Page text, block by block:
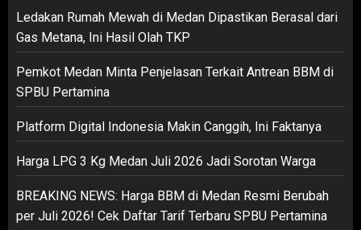
Ledakan Rumah Mewah di Medan Dipastikan Berasal dari
Gas Metana, Ini Hasil Olah TKP
Pemkot Medan Minta Penjelasan Terkait Antrean BBM di
SPBU Pertamina
Platform Digital Indonesia Makin Canggih, Ini Faktanya
Harga LPG 3 Kg Medan Juli 2026 Jadi Sorotan Warga
BREAKING NEWS: Harga BBM di Medan Resmi Berubah
per Juli 2026! Cek Daftar Tarif Terbaru SPBU Pertamina